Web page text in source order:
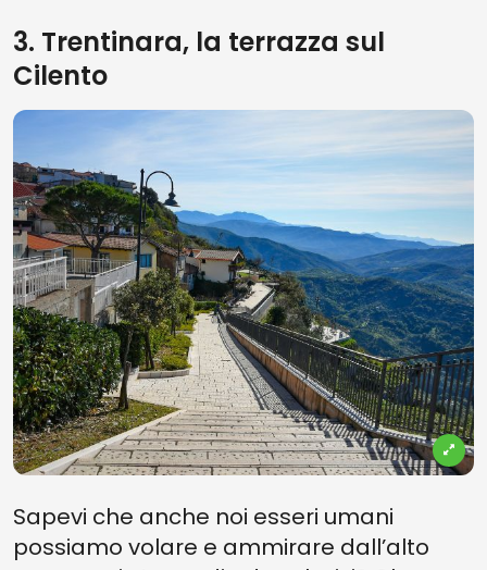
3. Trentinara, la terrazza sul
Cilento
Sapevi che anche noi esseri umani
possiamo volare e ammirare dall’alto